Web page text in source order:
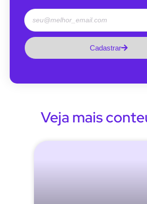
Cadastrar
Veja mais